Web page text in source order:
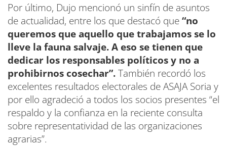
Por último, Dujo mencionó un sinfín de asuntos
de actualidad, entre los que destacó que“no
queremos que aquello que trabajamos se lo
lleve la fauna salvaje. A eso se tienen que
dedicar los responsables políticos y no a
prohibirnos cosechar”.También recordó los
excelentes resultados electorales de ASAJA Soria y
por ello agradeció a todos los socios presentes “el
respaldo y la confianza en la reciente consulta
sobre representatividad de las organizaciones
agrarias”.